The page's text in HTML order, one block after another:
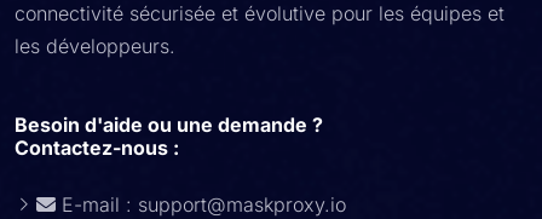
connectivité sécurisée et évolutive pour les équipes et
les développeurs.
Besoin d'aide ou une demande ?
Contactez-nous :
E-mail : support@maskproxy.io